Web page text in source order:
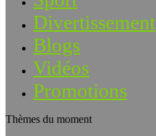
Divertissement
Blogs
Vidéos
Promotions
Thèmes du moment